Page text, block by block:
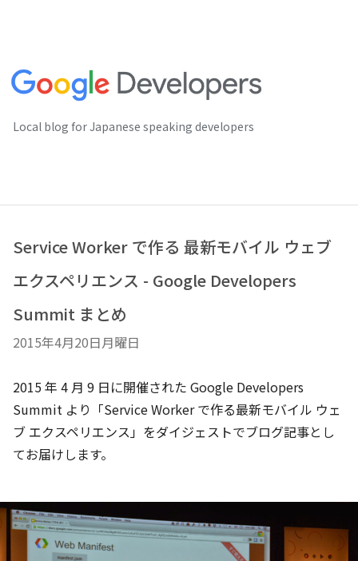
Local blog for Japanese speaking developers
Service Worker で作る 最新モバイル ウェブ
エクスペリエンス - Google Developers
Summit まとめ
2015年4月20日月曜日
2015 年 4 月 9 日に開催された Google Developers
Summit より「Service Worker で作る最新モバイル ウェ
ブ エクスペリエンス」をダイジェストでブログ記事とし
てお届けします。